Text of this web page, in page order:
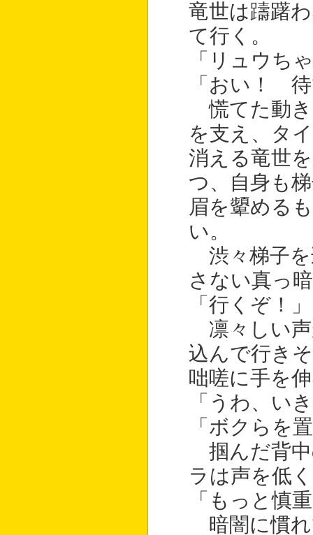
竜世は躊躇
て行く。
「リュウち
「おい！
慌てた動き
を支え、タ
消える竜世
つ、自身も
眉を顰める
い。
渋々梯子を
さない真っ
「行くぞ！」
凛々しい声
込んで行き
咄嗟に手を
「うわ、い
「ボクらを
掴んだ背中
ラは声を低
「もっと慎
暗闇に慣れ